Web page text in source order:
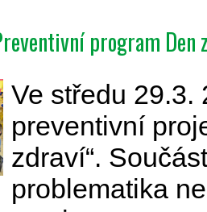
program Den
Ve středu 29.3.
preventivní
zdraví“.
problematika